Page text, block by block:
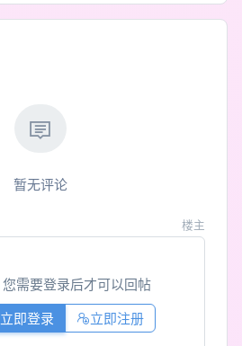
暂无评论
楼主
您需要登录后才可以回帖
立即登录
立即注册